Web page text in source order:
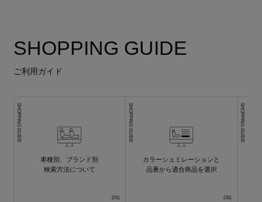
SHOPPING GUIDE
ご利用ガイド
SHOPPING GUIDE
車種別、ブランド別
検索方法について
SHOPPING GUIDE
カラーシュミレーションと
品番から適合商品を選択
SHOPPING GUIDE